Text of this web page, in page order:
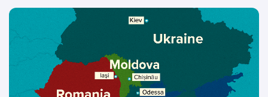
Computerised Transit System), известной как
«таможенный безвиз». Она позволила украинским
компаниям работать по европейским правилам
таможенного транзита, а Украина сделала
существенный шаг к интеграции во внутренний
рынок Европейского Союза